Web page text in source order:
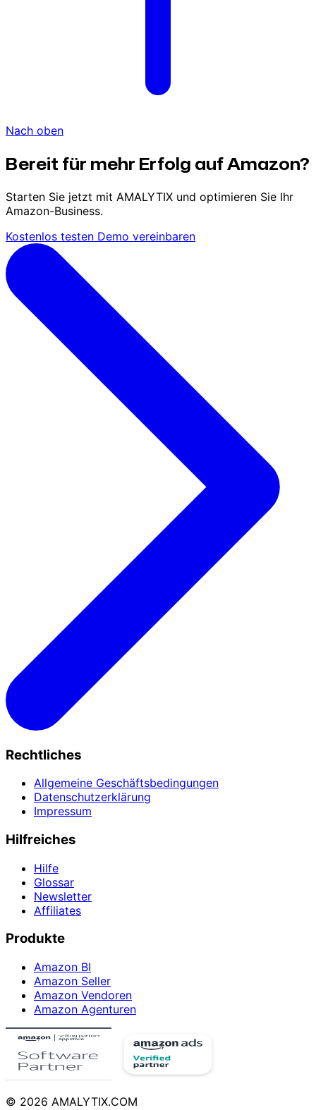
Nach oben
Bereit für mehr Erfolg auf Amazon?
Starten Sie jetzt mit AMALYTIX und optimieren Sie Ihr
Amazon-Business.
Kostenlos testen Demo vereinbaren
Rechtliches
Allgemeine Geschäftsbedingungen
Datenschutzerklärung
Impressum
Hilfreiches
Hilfe
Glossar
Newsletter
Affiliates
Produkte
Amazon BI
Amazon Seller
Amazon Vendoren
Amazon Agenturen
© 2026 AMALYTIX.COM